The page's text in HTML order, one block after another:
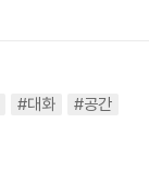
#대화
#공간